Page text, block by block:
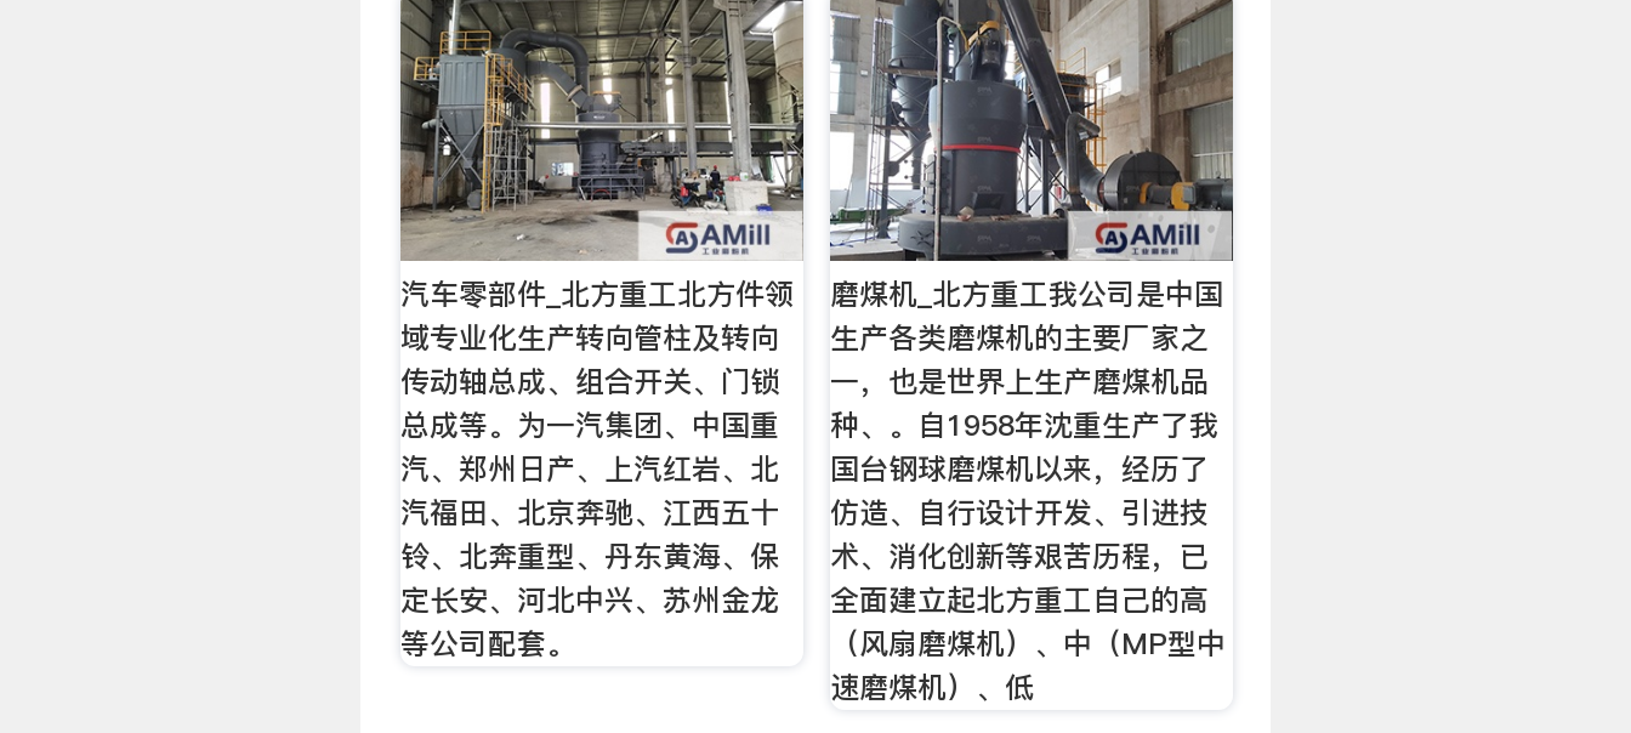
汽车零部件_北方重工北方件领
域专业化生产转向管柱及转向
传动轴总成、组合开关、门锁
总成等。为一汽集团、中国重
汽、郑州日产、上汽红岩、北
汽福田、北京奔驰、江西五十
铃、北奔重型、丹东黄海、保
定长安、河北中兴、苏州金龙
等公司配套。
磨煤机_北方重工我公司是中国
生产各类磨煤机的主要厂家之
一，也是世界上生产磨煤机品
种、。自1958年沈重生产了我
国台钢球磨煤机以来，经历了
仿造、自行设计开发、引进技
术、消化创新等艰苦历程，已
全面建立起北方重工自己的高
（风扇磨煤机）、中（MP型中
速磨煤机）、低